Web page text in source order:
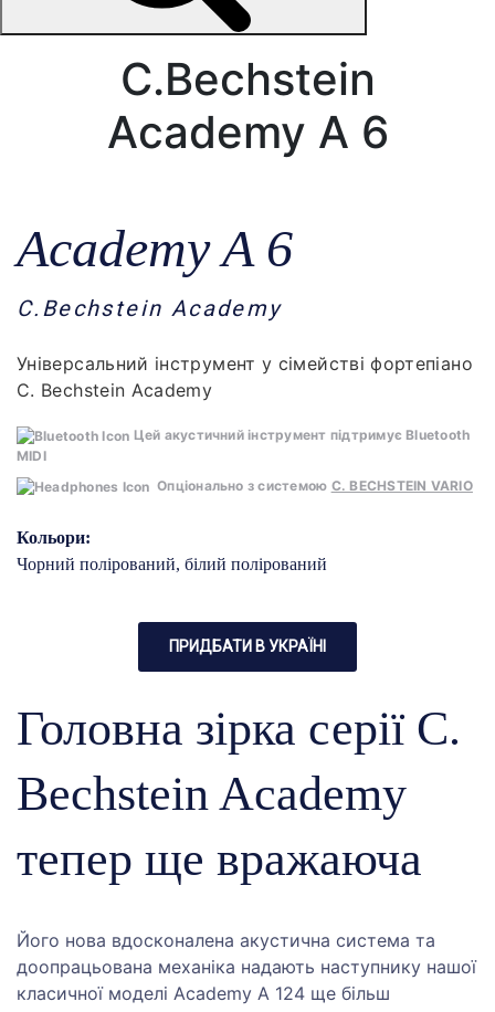
C.Bechstein
Academy A 6
Academy A 6
C.Bechstein Academy
Універсальний інструмент у сімействі фортепіано
C. Bechstein Academy
Цей акустичний інструмент підтримує Bluetooth
MIDI
Опціонально з системою C. BECHSTEIN VARIO
Кольори:
Чорний полірований, білий полірований
ПРИДБАТИ В УКРАЇНІ
Головна зірка серії C.
Bechstein Academy
тепер ще вражаюча
Його нова вдосконалена акустична система та
доопрацьована механіка надають наступнику нашої
класичної моделі Academy A 124 ще більш